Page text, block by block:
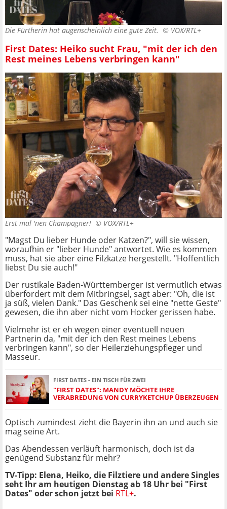
Die Fürtherin hat augenscheinlich eine gute Zeit. © VOX/RTL+
First Dates: Heiko sucht Frau, "mit der ich den
Rest meines Lebens verbringen kann"
Erst mal 'nen Champagner! © VOX/RTL+
"Magst Du lieber Hunde oder Katzen?", will sie wissen,
woraufhin er "lieber Hunde" antwortet. Wie es kommen
muss, hat sie aber eine Filzkatze hergestellt. "Hoffentlich
liebst Du sie auch!"
Der rustikale Baden-Württemberger ist vermutlich etwas
überfordert mit dem Mitbringsel, sagt aber: "Oh, die ist
ja süß, vielen Dank." Das Geschenk sei eine "nette Geste"
gewesen, die ihn aber nicht vom Hocker gerissen habe.
Vielmehr ist er eh wegen einer eventuell neuen
Partnerin da, "mit der ich den Rest meines Lebens
verbringen kann", so der Heilerziehungspfleger und
Masseur.
FIRST DATES - EIN TISCH FÜR ZWEI
"FIRST DATES": MANDY MÖCHTE IHRE
VERABREDUNG VON CURRYKETCHUP ÜBERZEUGEN
Optisch zumindest zieht die Bayerin ihn an und auch sie
mag seine Art.
Das Abendessen verläuft harmonisch, doch ist da
genügend Substanz für mehr?
TV-Tipp: Elena, Heiko, die Filztiere und andere Singles
seht Ihr am heutigen Dienstag ab 18 Uhr bei "First
Dates" oder schon jetzt bei RTL+.